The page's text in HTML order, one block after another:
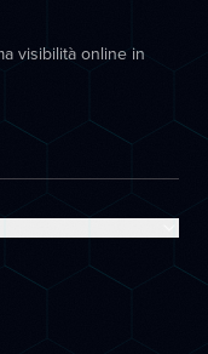
visibilità online in